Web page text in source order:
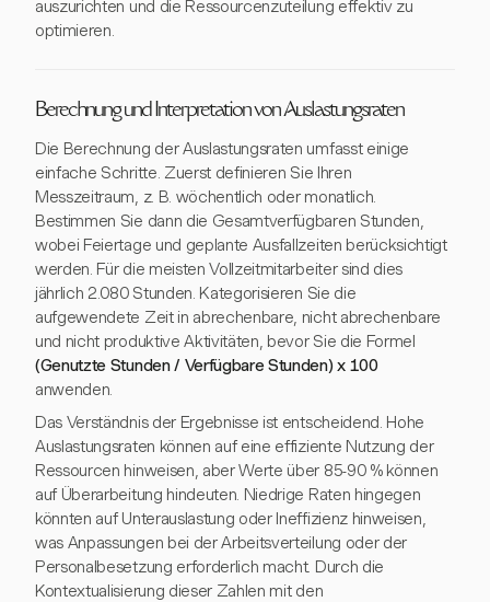
auszurichten und die Ressourcenzuteilung effektiv zu
optimieren.
Berechnung und Interpretation von Auslastungsraten
Die Berechnung der Auslastungsraten umfasst einige
einfache Schritte. Zuerst definieren Sie Ihren
Messzeitraum, z. B. wöchentlich oder monatlich.
Bestimmen Sie dann die Gesamtverfügbaren Stunden,
wobei Feiertage und geplante Ausfallzeiten berücksichtigt
werden. Für die meisten Vollzeitmitarbeiter sind dies
jährlich 2.080 Stunden. Kategorisieren Sie die
aufgewendete Zeit in abrechenbare, nicht abrechenbare
und nicht produktive Aktivitäten, bevor Sie die Formel
(Genutzte Stunden / Verfügbare Stunden) x 100
anwenden.
Das Verständnis der Ergebnisse ist entscheidend. Hohe
Auslastungsraten können auf eine effiziente Nutzung der
Ressourcen hinweisen, aber Werte über 85-90 % können
auf Überarbeitung hindeuten. Niedrige Raten hingegen
könnten auf Unterauslastung oder Ineffizienz hinweisen,
was Anpassungen bei der Arbeitsverteilung oder der
Personalbesetzung erforderlich macht. Durch die
Kontextualisierung dieser Zahlen mit den